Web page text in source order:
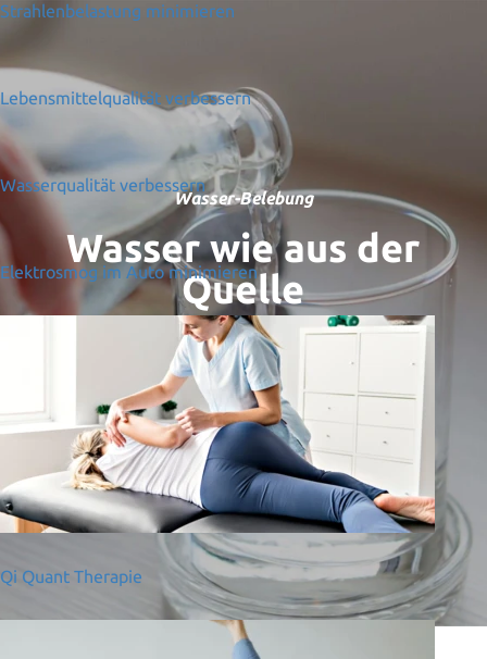
Strahlenbelastung minimieren
Lebensmittelqualität verbessern
Wasserqualität verbessern
Elektrosmog im Auto minimieren
Qi Quant Therapie
Wasser-Belebung
Wasser wie aus der
Quelle
Mit Qi Quant erhält Ihr Leitungswasser
die Frische und Struktur von Quellwasser.
MEHR ERFAHREN